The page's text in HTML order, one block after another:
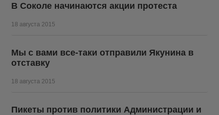
В Соколе начинаются акции протеста
18 августа 2015
Мы с вами все-таки отправили Якунина в
отставку
18 августа 2015
Пикеты против политики Администрации и